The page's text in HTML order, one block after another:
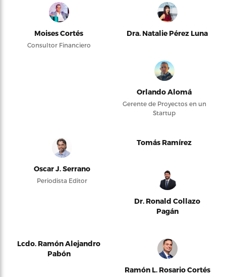
Moises Cortés
Consultor Financiero
Dra. Natalie Pérez Luna
Orlando Alomá
Gerente de Proyectos en un
Startup
Oscar J. Serrano
Periodista Editor
Tomás Ramírez
Dr. Ronald Collazo
Pagán
Lcdo. Ramón Alejandro
Pabón
Ramón L. Rosario Cortés